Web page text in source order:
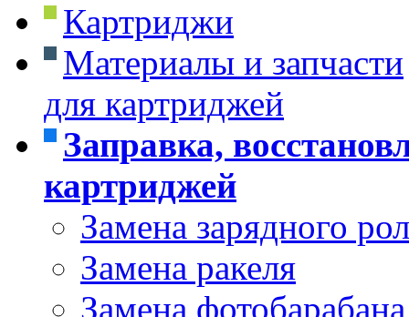
Картриджи
Материалы и запчасти
для картриджей
Заправка,
картриджей
Замена зарядного
Замена ракеля
Замена фотобарабана